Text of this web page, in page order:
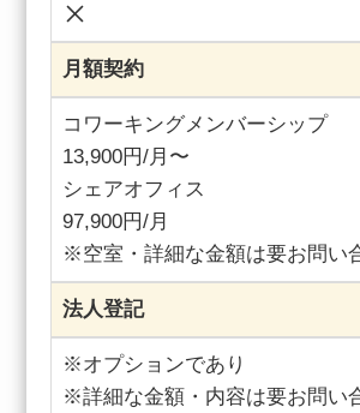
月額契約
コワーキングメンバーシップ
13,900円/月〜
シェアオフィス
97,900円/月
※空室・詳細な金額は要お問い
法人登記
※オプションであり
※詳細な金額・内容は要お問い